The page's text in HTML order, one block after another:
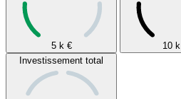
5 k € 10 k
Investissement total